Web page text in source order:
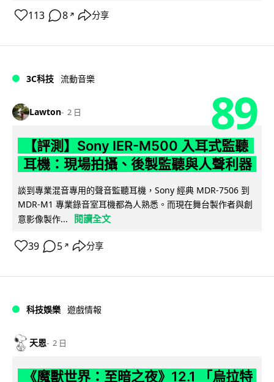
113 8 ↗ 分享
3C科技 流動音樂
Lawton 2 日 89
【評測】Sony IER-M500 入耳式監聽
耳機：現場拍攝、後製監聽與人聲利器
談到專業混音專用的聲音監聽耳機，Sony 經典 MDR-7506 到
MDR-M1 專業錄音室耳機都為人熟悉。而現在舞台製作者與創
意影像製作...
閱讀全文
39 5 ↗ 分享
科技娛樂 遊戲情報
天恩 2 日
《魔獸世界：至暗之夜》12.1 「烏拉特